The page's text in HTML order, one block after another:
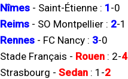
Nîmes - Saint-Étienne : 1 -0
Reims - SO Montpellier : 2-1
Rennes - FC Nancy : 3-0
Stade Français - Rouen : 2-4
Strasbourg - Sedan : 1 -2